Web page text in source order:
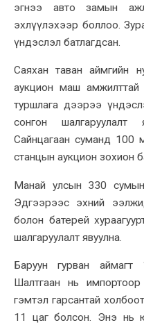
эгнээ авто замын
эхлүүлэхээр боллоо.
үндэслэл батлагдсан.
Саяхан таван аймгийн
аукцион маш амжилттай
туршлага дээрээ
сонгон шалгаруулалт
Сайнцагаан суманд 100
станцын аукцион зохион
Манай улсын 330
Эдгээрээс эхний
болон батерей
шалгаруулалт явуулна.
Баруун гурван аймагт
Шалтгаан нь
гэмтэл гарсантай
11 цаг болсон. Энэ нь